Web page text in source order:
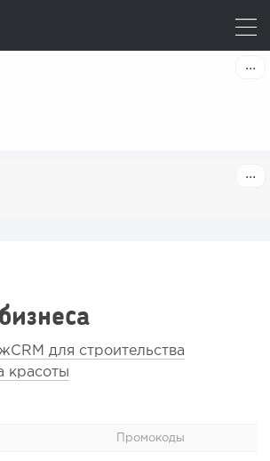
CRM для строительства
красоты
Промокоды